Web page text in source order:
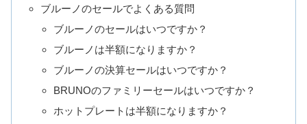
ブルーノのセールでよくある質問
ブルーノのセールはいつですか？
ブルーノは半額になりますか？
ブルーノの決算セールはいつですか？
BRUNOのファミリーセールはいつですか？
ホットプレートは半額になりますか？